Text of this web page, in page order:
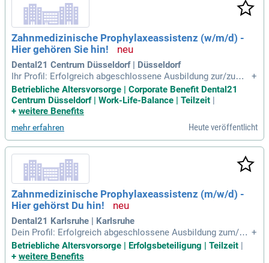
Zahnmedizinische Prophylaxeassistenz (w/m/d) -
Hier gehören Sie hin!
Dental21 Centrum Düsseldorf | Düsseldorf
Ihr Profil: Erfolgreich abgeschlossene Ausbildung zur/zum Z
ahnmedizinischen Fachangestellten; ZFA und abgeschlosse
ner Prophylaxe Basiskurs; Gute EDV-Kenntnisse; Idealerweis
e erste Berufserfahrung in der Rolle als ZMP; Kommunikatio
+
Betriebliche Altersvorsorge | Corporate Benefit Dental21
Centrum Düsseldorf | Work-Life-Balance | Teilzeit |
+ weitere Benefits
mehr erfahren Heute veröffentlicht
Zahnmedizinische Prophylaxeassistenz (m/w/d) -
Hier gehörst Du hin!
Dental21 Karlsruhe | Karlsruhe
Dein Profil: Erfolgreich abgeschlossene Ausbildung zum/zur
Zahnmedizinischen Fachangestellten; ZFA und abgeschloss
ener Prophylaxe Basiskurs; Gute EDV-Kenntnisse; Idealerwei
+
Betriebliche Altersvorsorge | Erfolgsbeteiligung | Teilzeit
+ weitere Benefits